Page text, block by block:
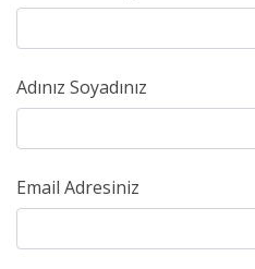
Adınız Soyadınız
Email Adresiniz